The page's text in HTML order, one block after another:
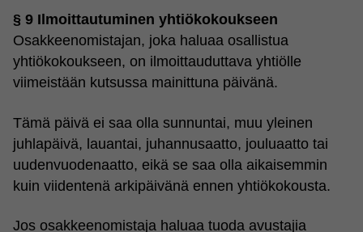
§ 9 Ilmoittautuminen yhtiökokoukseen
Osakkeenomistajan, joka haluaa osallistua
yhtiökokoukseen, on ilmoittauduttava yhtiölle
viimeistään kutsussa mainittuna päivänä.
Tämä päivä ei saa olla sunnuntai, muu yleinen
juhlapäivä, lauantai, juhannusaatto, jouluaatto tai
uudenvuodenaatto, eikä se saa olla aikaisemmin
kuin viidentenä arkipäivänä ennen yhtiökokousta.
Jos osakkeenomistaja haluaa tuoda avustajia